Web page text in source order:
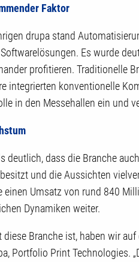
Faktor
drupa stand
Es wurde
profitieren. Traditionelle
integrierten konventionelle
in den Messehallen ein und
deutlich, dass die Branche
und die Aussichten
einen Umsatz von rund 840
Dynamiken weiter.
diese Branche ist, haben wir
Portfolio Print Technologies.